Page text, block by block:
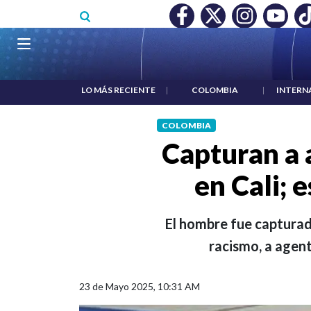
MÍNIMO NO DESTRUYÓ EMPLEO: JP MORGAN | "HABLAR
Navegación principal
LO MÁS RECIENTE | COLOMBIA |
COLOMBIA
Capturan a
en Cali;
El hombre fue
racismo, a
23 de Mayo 2025, 10:31 AM